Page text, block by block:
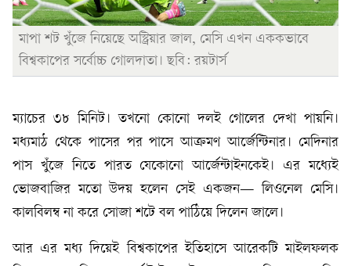
মাপা শট খুঁজে নিয়েছে অস্ট্রিয়ার জাল, মেসি এখন এককভাবে
বিশ্বকাপের সর্বোচ্চ গোলদাতা। ছবি: রয়টার্স
ম্যাচের ৩৮ মিনিট। তখনো কোনো দলই গোলের দেখা পায়নি।
মধ্যমাঠ থেকে পাসের পর পাসে আক্রমণ আর্জেন্টিনার। মেদিনার
পাস খুঁজে নিতে পারত যেকোনো আর্জেন্টাইনকেই। এর মধ্যেই
ভোজবাজির মতো উদয় হলেন সেই একজন— লিওনেল মেসি।
কালবিলম্ব না করে সোজা শটে বল পাঠিয়ে দিলেন জালে।
আর এর মধ্য দিয়েই বিশ্বকাপের ইতিহাসে আরেকটি মাইলফলক